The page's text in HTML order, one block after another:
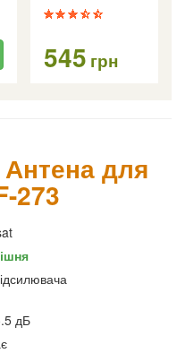
545 грн
для
273
дБ